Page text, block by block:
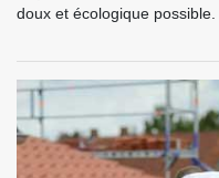
doux et écologique possible.